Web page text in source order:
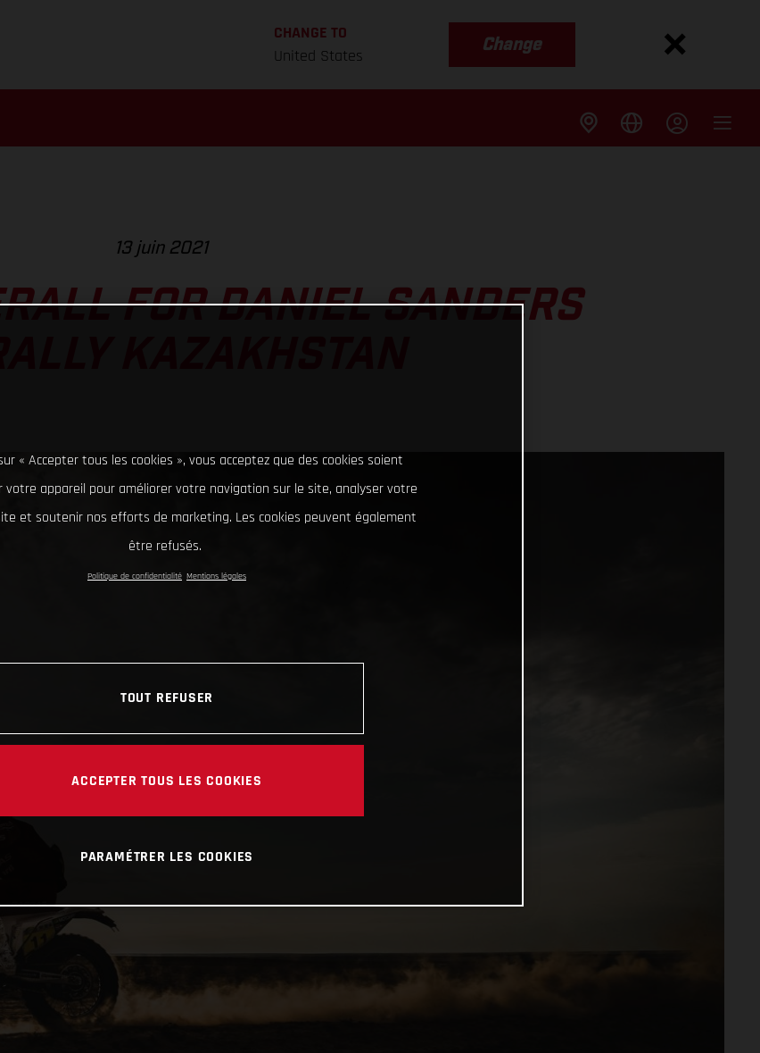
CHANGE TO
United States
Change
13 juin 2021
FOR DANIEL SANDERS
KAZAKHSTAN
« Accepter tous les cookies », vous acceptez que des cookies soient
votre appareil pour améliorer votre navigation sur le site, analyser votre
et soutenir nos efforts de marketing. Les cookies peuvent également
être refusés.
Politique de confidentialité Mentions légales
TOUT REFUSER
ACCEPTER TOUS LES COOKIES
PARAMÉTRER LES COOKIES